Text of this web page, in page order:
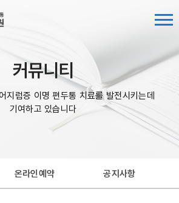
커뮤니티
지럼증 이명 편두통 치료를 발전시키는데
기여하고 있습니다
온라인예약 공지사항